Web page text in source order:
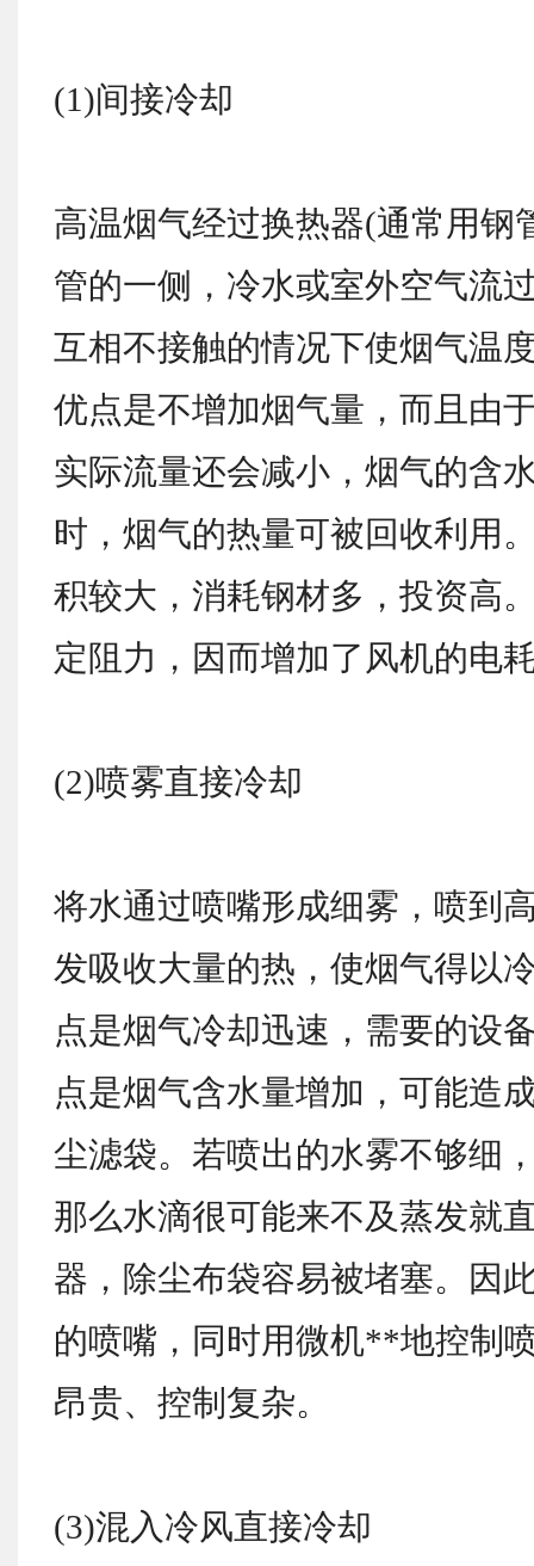
(1)间接冷却
高温烟气经过换热器(通常用钢
管的一侧，冷水或室外空气流
互相不接触的情况下使烟气温
优点是不增加烟气量，而且由
实际流量还会减小，烟气的含
时，烟气的热量可被回收利用
积较大，消耗钢材多，投资高
定阻力，因而增加了风机的电
(2)喷雾直接冷却
将水通过喷嘴形成细雾，喷到
发吸收大量的热，使烟气得以
点是烟气冷却迅速，需要的设
点是烟气含水量增加，可能造
尘滤袋。若喷出的水雾不够细
那么水滴很可能来不及蒸发就
器，除尘布袋容易被堵塞。因
的喷嘴，同时用微机**地控制
昂贵、控制复杂。
(3)混入冷风直接冷却